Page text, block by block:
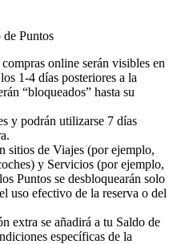
Puntos
online serán visibles en
1-4 días posteriores a la
“bloqueados” hasta su
y podrán utilizarse 7 días
sitios de Viajes (por ejemplo,
y Servicios (por ejemplo,
Puntos se desbloquearán solo
uso efectivo de la reserva o del
extra se añadirá a tu Saldo de
específicas de la